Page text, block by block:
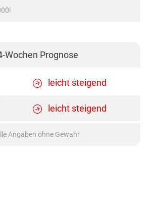
Wochen Prognose
leicht steigend
leicht steigend
Angaben ohne Gewähr